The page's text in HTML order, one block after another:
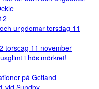
ungdomar torsdag 11
torsdag 11 november
i höstmörkret!
på Gotland
vid Sundby